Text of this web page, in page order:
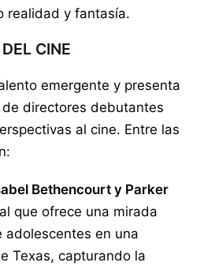
realidad y fantasía.
CINE
emergente y presenta
directores debutantes
al cine. Entre las
Bethencourt y Parker
que ofrece una mirada
adolescentes en una
Texas, capturando la